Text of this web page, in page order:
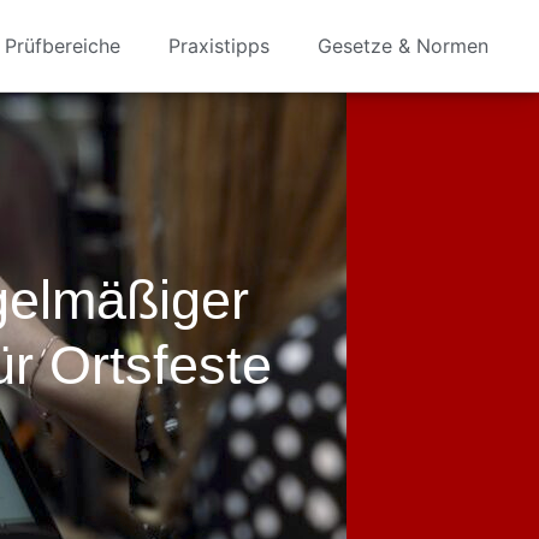
Prüfbereiche Praxistipps Gesetze & Normen
Ortsfeste